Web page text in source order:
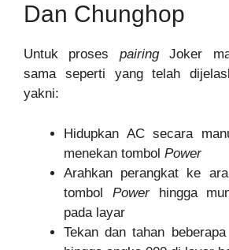
Dan Chunghop
Untuk proses pairingJoker
sama seperti yang telah
yakni:
Hidupkan AC secara
menekan tombol Power
Arahkan perangkat ke
tombol Power hingga
pada layar
Tekan dan tahan